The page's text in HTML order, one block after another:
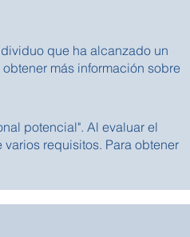
que ha alcanzado un
más información sobre
potencial". Al evaluar el
requisitos. Para obtener